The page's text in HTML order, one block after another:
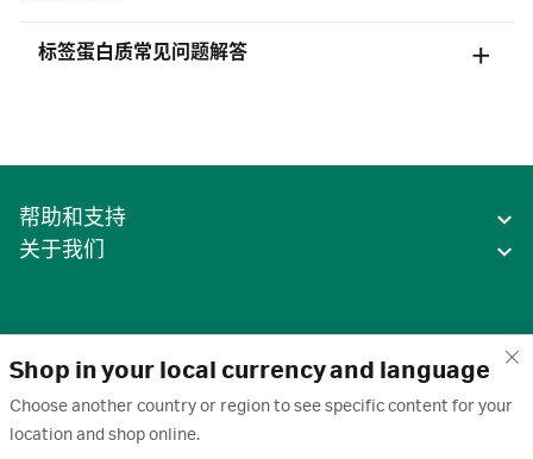
Shop in your local currency and language
Choose another country or region to see specific content for your
location and shop online.
标签蛋白质常见问题解答
帮助和支持
关于我们
中国